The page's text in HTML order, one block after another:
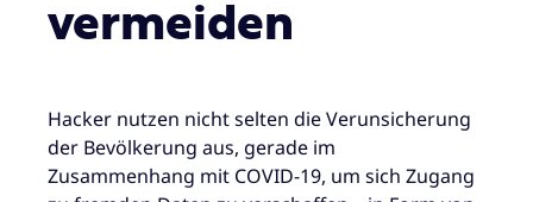
vermeiden
Hacker nutzen nicht selten die Verunsicherung
der Bevölkerung aus, gerade im
Zusammenhang mit COVID-19, um sich Zugang